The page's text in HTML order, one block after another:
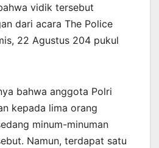
vidik tersebut
dari acara The Police
22 Agustus 204 pukul
bahwa anggota Polri
kepada lima orang
minum-minuman
Namun, terdapat satu